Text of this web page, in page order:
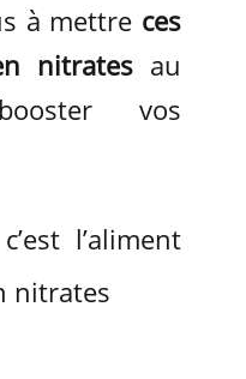
à mettre ces
nitratesau
vos
l’aliment
nitrates